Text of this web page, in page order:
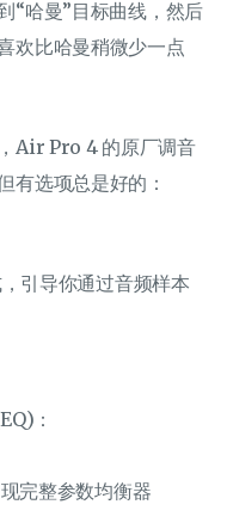
“哈曼”目标曲线，然后
欢比哈曼稍微少一点
Air Pro 4 的原厂调音
有选项总是好的：
引导你通过音频样本
：
完整参数均衡器